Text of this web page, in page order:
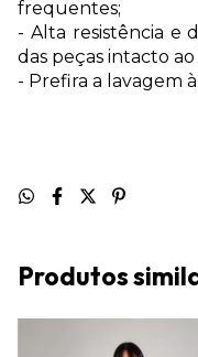
frequentes;
- Alta resistência e
das peças intacto
- Prefira a lavagem
Produtos